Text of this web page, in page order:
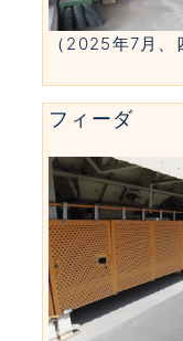
（2025年7月、
フィーダ